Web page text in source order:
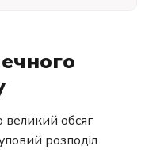
великий обсяг
розподіл